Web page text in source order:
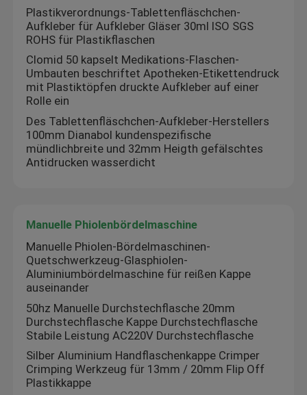
Plastikverordnungs-Tablettenfläschchen-
Aufkleber für Aufkleber Gläser 30ml ISO SGS
ROHS für Plastikflaschen
Clomid 50 kapselt Medikations-Flaschen-
Umbauten beschriftet Apotheken-Etikettendruck
mit Plastiktöpfen druckte Aufkleber auf einer
Rolle ein
Des Tablettenfläschchen-Aufkleber-Herstellers
100mm Dianabol kundenspezifische
mündlichbreite und 32mm Heigth gefälschtes
Antidrucken wasserdicht
Manuelle Phiolenbördelmaschine
Manuelle Phiolen-Bördelmaschinen-
Quetschwerkzeug-Glasphiolen-
Aluminiumbördelmaschine für reißen Kappe
auseinander
50hz Manuelle Durchstechflasche 20mm
Durchstechflasche Kappe Durchstechflasche
Stabile Leistung AC220V Durchstechflasche
Silber Aluminium Handflaschenkappe Crimper
Crimping Werkzeug für 13mm / 20mm Flip Off
Plastikkappe